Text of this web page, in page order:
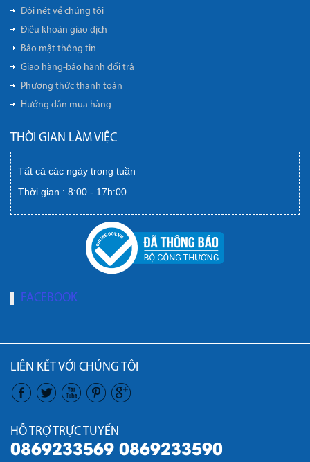
Đôi nét về chúng tôi
Điều khoản giao dịch
Bảo mật thông tin
Giao hàng-bảo hành đổi trả
Phương thức thanh toán
Hướng dẫn mua hàng
THỜI GIAN LÀM VIỆC
Tất cả các ngày trong tuần
Thời gian : 8:00 - 17h:00
FACEBOOK
LIÊN KẾT VỚI CHÚNG TÔI
HỖ TRỢ TRỰC TUYẾN
0869233569 0869233590